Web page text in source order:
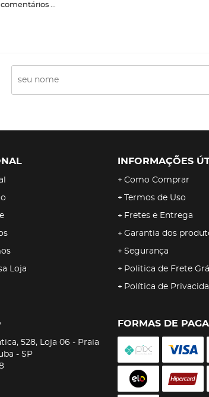
...
Loja
INFORMAÇÕES
Como Comprar
Termos de Uso
Fretes e Entrega
Garantia dos
Segurança
Politica de Frete
Política de
528, Loja 06 - Praia
- SP
FORMAS DE